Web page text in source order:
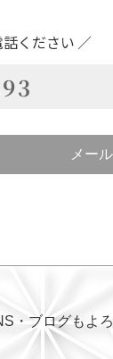
ください ／
メール
・ブログもよ